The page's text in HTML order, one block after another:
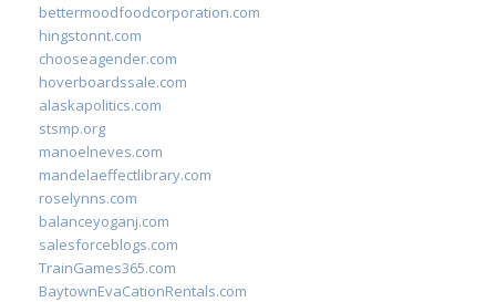
bettermoodfoodcorporation.com
hingstonnt.com
chooseagender.com
hoverboardssale.com
alaskapolitics.com
stsmp.org
manoelneves.com
mandelaeffectlibrary.com
roselynns.com
balanceyoganj.com
salesforceblogs.com
TrainGames365.com
BaytownEvaCationRentals.com